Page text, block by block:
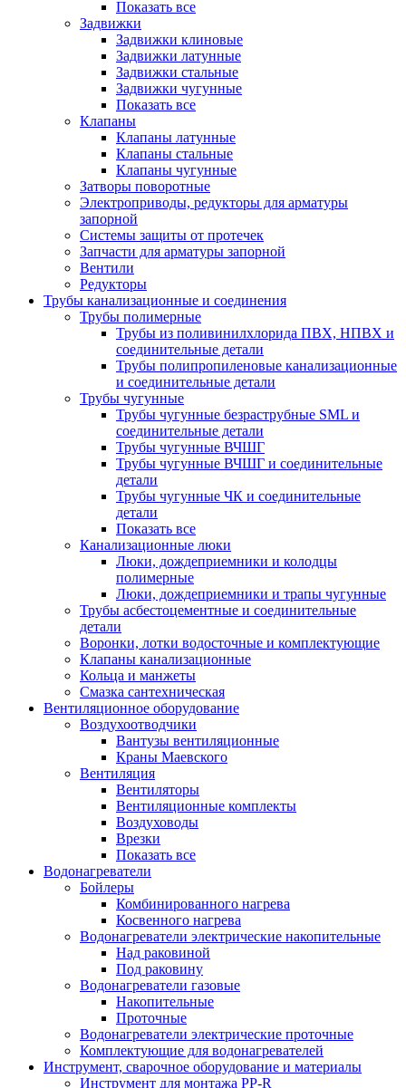
Показать все
Задвижки
Задвижки клиновые
Задвижки латунные
Задвижки стальные
Задвижки чугунные
Показать все
Клапаны
Клапаны латунные
Клапаны стальные
Клапаны чугунные
Затворы поворотные
Электроприводы, редукторы для арматуры
запорной
Системы защиты от протечек
Запчасти для арматуры запорной
Вентили
Редукторы
Трубы канализационные и соединения
Трубы полимерные
Трубы из поливинилхлорида ПВХ, НПВХ и
соединительные детали
Трубы полипропиленовые канализационные
и соединительные детали
Трубы чугунные
Трубы чугунные безраструбные SML и
соединительные детали
Трубы чугунные ВЧШГ
Трубы чугунные ВЧШГ и соединительные
детали
Трубы чугунные ЧК и соединительные
детали
Показать все
Канализационные люки
Люки, дождеприемники и колодцы
полимерные
Люки, дождеприемники и трапы чугунные
Трубы асбестоцементные и соединительные
детали
Воронки, лотки водосточные и комплектующие
Клапаны канализационные
Кольца и манжеты
Смазка сантехническая
Вентиляционное оборудование
Воздухоотводчики
Вантузы вентиляционные
Краны Маевского
Вентиляция
Вентиляторы
Вентиляционные комплекты
Воздуховоды
Врезки
Показать все
Водонагреватели
Бойлеры
Комбинированного нагрева
Косвенного нагрева
Водонагреватели электрические накопительные
Над раковиной
Под раковину
Водонагреватели газовые
Накопительные
Проточные
Водонагреватели электрические проточные
Комплектующие для водонагревателей
Инструмент, сварочное оборудование и материалы
Инструмент для монтажа PP-R